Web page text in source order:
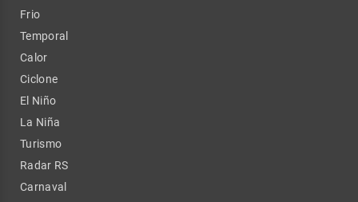
Frio
Temporal
Calor
Ciclone
El Niño
La Niña
Turismo
Radar RS
Carnaval